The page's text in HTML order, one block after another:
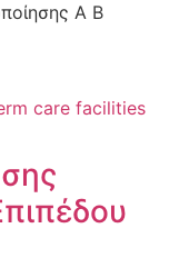
Α Β